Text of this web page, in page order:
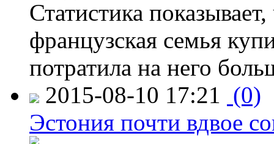
Статистика
французская семья
потратила на него
2015-08-10 17:21 (0)
Эстония почти вдвое